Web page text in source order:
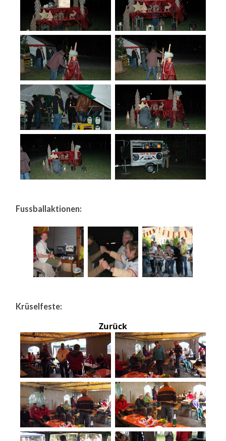
Fussballaktionen:
Krüselfeste:
Zurück